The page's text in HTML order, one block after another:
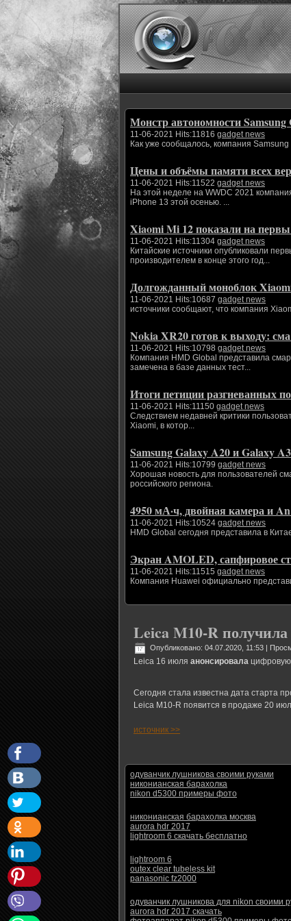
Монстр автономности
11-06-2021 Hits:11816 gadget news
Как уже сообщалось, компания
Цены и объёмы памяти всех
11-06-2021 Hits:11522 gadget news
На этой неделе на WWDC 2021
iPhone 13 этой осенью. ...
Xiaomi Mi 12 показали на
11-06-2021 Hits:11304 gadget news
Китайские источники опубликовали
производителем в конце этого год...
Долгожданный моноблок
11-06-2021 Hits:10687 gadget news
источники сообщают, что компания
Nokia XR20 готов к выходу:
11-06-2021 Hits:10798 gadget news
Компания HMD Global представила
замечена в базе данных тест...
Итоги петиции разгневанных
11-06-2021 Hits:11150 gadget news
Следствием недавней критики
Xiaomi, в котор...
Samsung Galaxy A20 и Galaxy
11-06-2021 Hits:10799 gadget news
Хорошая новость для пользователей
российского региона.
4950 мА·ч, двойная камера и
11-06-2021 Hits:10524 gadget news
HMD Global сегодня представила в
Экран AMOLED, сапфировое
11-06-2021 Hits:11515 gadget news
Компания Huawei официально
Leica M10-R
Опубликовано: 04.07.2020, 11:53 |
Leica 16 июля анонсировала
Сегодня стала известна дата старта
Leica M10-R появится в продаже 20
источник >>
одуванчик лушникова своими руками
никонианская барахолка
nikon d5300 примеры фото
никонианская барахолка москва
aurora hdr 2017
lightroom 6 скачать бесплатно
lightroom 6
outex clear tubeless kit
panasonic fz2000
одуванчик лушникова для nikon своими
aurora hdr 2017 скачать